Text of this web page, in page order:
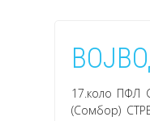
17.коло ПФЛ
(Сомбор)